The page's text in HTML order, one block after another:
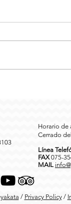
Horario de
Cerrado
Línea
FAX075-
MAIL
/ Privacy Policy/